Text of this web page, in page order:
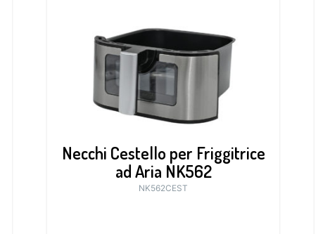
Necchi Cestello per Friggitrice
ad Aria NK562
NK562CEST